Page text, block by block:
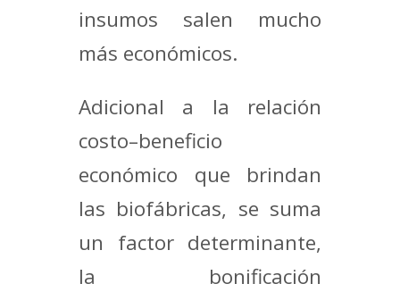
insumos salen mucho
más económicos.
Adicional a la relación
costo–beneficio
económico que brindan
las biofábricas, se suma
un factor determinante,
la bonificación